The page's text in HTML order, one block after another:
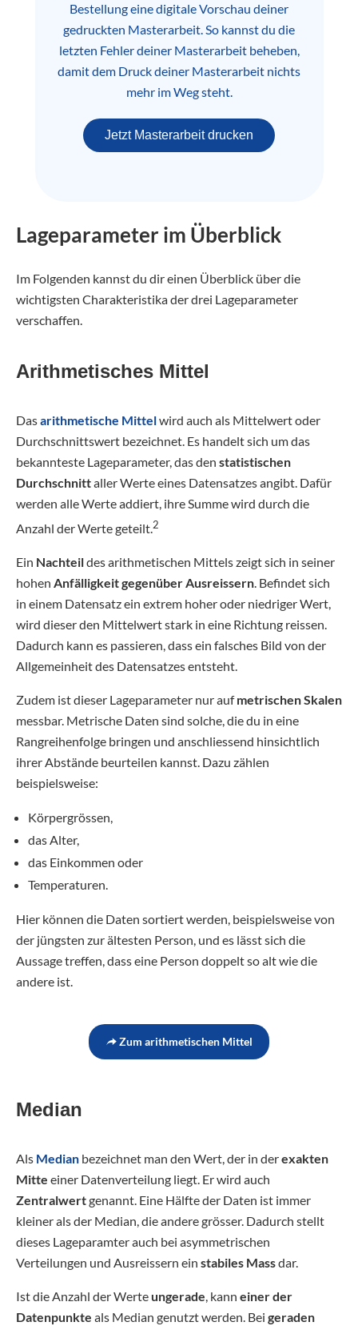
Bestellung eine digitale Vorschau deiner
gedruckten Masterarbeit. So kannst du die
letzten Fehler deiner Masterarbeit beheben,
damit dem Druck deiner Masterarbeit nichts
mehr im Weg steht.
Jetzt Masterarbeit drucken
Lageparameter im Überblick
Im Folgenden kannst du dir einen Überblick über die
wichtigsten Charakteristika der drei Lageparameter
verschaffen.
Arithmetisches Mittel
Dasarithmetische Mittelwird auch als Mittelwert oder
Durchschnittswert bezeichnet. Es handelt sich um das
bekannteste Lageparameter, das den statistischen
Durchschnittaller Werte eines Datensatzes angibt. Dafür
werden alle Werte addiert, ihre Summe wird durch die
Anzahl der Werte geteilt.2
Ein Nachteildes arithmetischen Mittels zeigt sich in seiner
hohen Anfälligkeit gegenüber Ausreissern. Befindet sich
in einem Datensatz ein extrem hoher oder niedriger Wert,
wird dieser den Mittelwert stark in eine Richtung reissen.
Dadurch kann es passieren, dass ein falsches Bild von der
Allgemeinheit des Datensatzes entsteht.
Zudem ist dieser Lageparameter nur aufmetrischen Skalen
messbar. Metrische Daten sind solche, die du in eine
Rangreihenfolge bringen und anschliessend hinsichtlich
ihrer Abstände beurteilen kannst. Dazu zählen
beispielsweise:
Körpergrössen,
das Alter,
das Einkommen oder
Temperaturen.
Hier können die Daten sortiert werden, beispielsweise von
der jüngsten zur ältesten Person, und es lässt sich die
Aussage treffen, dass eine Person doppelt so alt wie die
andere ist.
Zum arithmetischen Mittel
Median
Als Median bezeichnet man den Wert, der in derexakten
Mitte einer Datenverteilung liegt. Er wird auch
Zentralwertgenannt. Eine Hälfte der Daten ist immer
kleiner als der Median, die andere grösser. Dadurch stellt
dieses Lageparamter auch bei asymmetrischen
Verteilungen und Ausreissern ein stabiles Massdar.
Ist die Anzahl der Werte ungerade, kann einer der
Datenpunkte als Median genutzt werden. Bei geraden